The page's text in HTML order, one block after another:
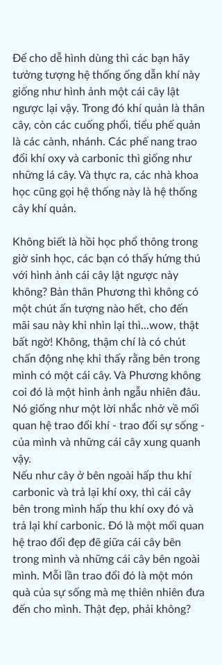
Để cho dễ hình dùng thì các bạn hãy
tưởng tượng hệ thống ống dẫn khí này
giống như hình ảnh một cái cây lật
ngược lại vậy. Trong đó khí quản là thân
cây, còn các cuống phổi, tiểu phế quản
là các cành, nhánh. Các phế nang trao
đổi khí oxy và carbonic thì giống như
những lá cây. Và thực ra, các nhà khoa
học cũng gọi hệ thống này là hệ thống
cây khí quản.
Không biết là hồi học phổ thông trong
giờ sinh học, các bạn có thấy hứng thú
với hình ảnh cái cây lật ngược này
không? Bản thân Phương thì không có
một chút ấn tượng nào hết, cho đến
mãi sau này khi nhìn lại thì...wow, thật
bất ngờ! Không, thậm chí là có chút
chấn động nhẹ khi thấy rằng bên trong
mình có một cái cây. Và Phương không
coi đó là một hình ảnh ngẫu nhiên đâu.
Nó giống như một lời nhắc nhở về mối
quan hệ trao đổi khí - trao đổi sự sống -
của mình và những cái cây xung quanh
vậy.
Nếu như cây ở bên ngoài hấp thu khí
carbonic và trả lại khí oxy, thì cái cây
bên trong mình hấp thu khí oxy đó và
trả lại khí carbonic. Đó là một mối quan
hệ trao đổi đẹp đẽ giữa cái cây bên
trong mình và những cái cây bên ngoài
mình. Mỗi lần trao đổi đó là một món
quà của sự sống mà mẹ thiên nhiên đưa
đến cho mình. Thật đẹp, phải không?